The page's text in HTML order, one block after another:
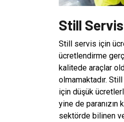
Still
Still servis için
ücretlendirme
kalitede araçlar
olmamaktadır.
için düşük
yine de paranızın
sektörde bilinen